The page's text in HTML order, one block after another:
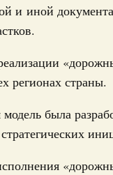
и иной
регионах страны.
была
р
торговли.
штаб по
р